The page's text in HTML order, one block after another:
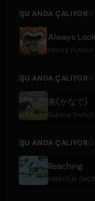
ŞU ANDA ÇALIYOR
Always
Monty Python
ŞU ANDA ÇALIYOR
奏(かなで)
Sukima Switch
ŞU ANDA ÇALIYOR
Reaching
MINHYUK